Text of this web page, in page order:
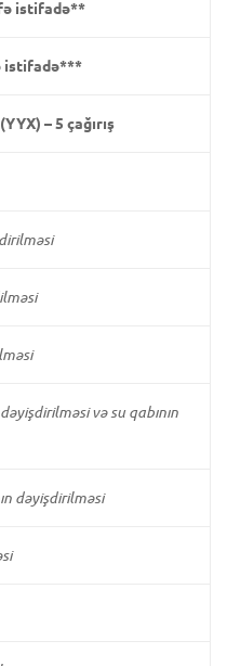
istifadə**
istifadə***
– 5 çağırış
və su qabının
dəyişdirilməsi